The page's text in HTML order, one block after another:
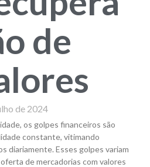
de
de 2024
os golpes financeiros são
constante, vitimando
diariamente. Esses golpes variam
de mercadorias com valores